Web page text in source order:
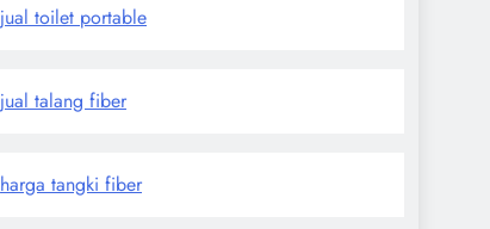
jual toilet portable
jual talang fiber
harga tangki fiber